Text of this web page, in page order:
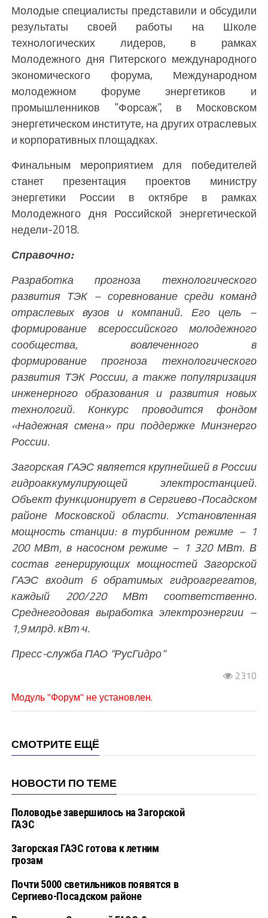
Молодые специалисты представили и обсудили
результаты своей работы на Школе
технологических лидеров, в рамках
Молодежного дня Питерского международного
экономического форума, Международном
молодежном форуме энергетиков и
промышленников "Форсаж", в Московском
энергетическом институте, на других отраслевых
и корпоративных площадках.
Финальным мероприятием для победителей
станет презентация проектов министру
энергетики России в октябре в рамках
Молодежного дня Российской энергетической
недели-2018.
Справочно:
Разработка прогноза технологического
развития ТЭК – соревнование среди команд
отраслевых вузов икомпаний. Его цель –
формирование всероссийского молодежного
сообщества, вовлеченного в
формированиепрогноза технологического
развития ТЭК России, а также популяризация
инженерного образования и развитияновых
технологий. Конкурс проводится фондом
«Надежная смена» при поддержке Минэнерго
России.
Загорская ГАЭС является крупнейшей в России
гидроаккумулирующей электростанцией.
Объект функционирует в Сергиево-Посадском
районе Московской области. Установленная
мощность станции: в турбинном режиме – 1
200 МВт, в насосном режиме – 1 320 МВт. В
состав генерирующих мощностей Загорской
ГАЭС входит 6 обратимых гидроагрегатов,
каждый 200/220 МВт соответственно.
Среднегодовая выработка электроэнергии –
1,9 млрд. кВт·ч.
Пресс-служба ПАО "РусГидро"
2310
Модуль "Форум" не установлен.
СМОТРИТЕ ЕЩЁ
НОВОСТИ ПО ТЕМЕ
Половодье завершилось на Загорской
ГАЭС
Загорская ГАЭС готова к летним
грозам
Почти 5000 светильников появятся в
Сергиево-Посадском районе